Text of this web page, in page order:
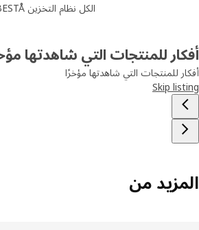
الكل نظام التخزين BESTÅ
للمنتجات التي شاهدتها مؤخرًا
للمنتجات التي شاهدتها مؤخرًا
Skip
من